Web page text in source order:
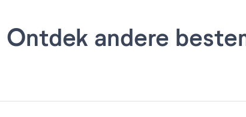
Ontdek andere